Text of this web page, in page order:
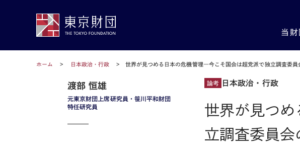
当財
ホーム 日本政治・行政 世界が見つめる日本の危機管理―今こそ国会は超党派で独立調査委員
論考 日本政治・行政
世界が見つ
立調査委員会
元東京財団上席研究員・笹川平和財団
特任研究員
渡部 恒雄